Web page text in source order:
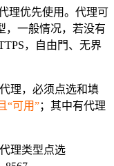
理优先使用。代理可
，一般情况，若没有
，自由門、无界
理，必须点选和填
“可用”；其中有代理
理类型点选